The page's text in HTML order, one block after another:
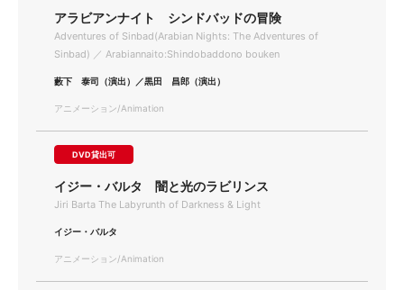
アラビアンナイト シンドバッドの冒険
Adventures of Sinbad(Arabian Nights: The Adventures of
Sinbad) ／ Arabiannaito:Shindobaddono bouken
藪下 泰司（演出）／黒田 昌郎（演出）
アニメーション/Animation
DVD貸出可
イジー・バルタ 闇と光のラビリンス
Jiri Barta The Labyrunth of Darkness & Light
イジー・バルタ
アニメーション/Animation